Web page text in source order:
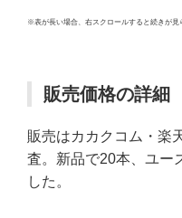
※表が長い場合、右スクロールすると続きが見
販売価格の詳細
販売はカカクコム・楽
査。新品で20本、ユー
した。